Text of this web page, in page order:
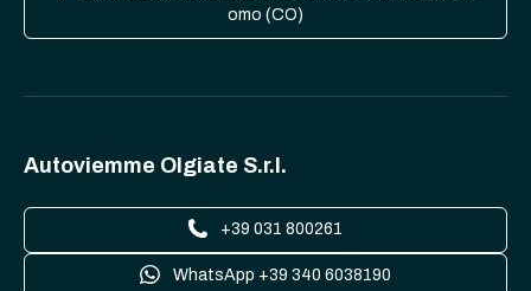
omo (CO)
Autoviemme Olgiate S.r.l.
+39 031 800261
WhatsApp +39 340 6038190